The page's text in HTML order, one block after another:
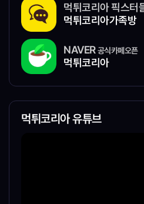
먹튀코리아 픽스터
먹튀코리아가족방
NAVER 공식카페오픈
먹튀코리아
먹튀코리아 유튜브